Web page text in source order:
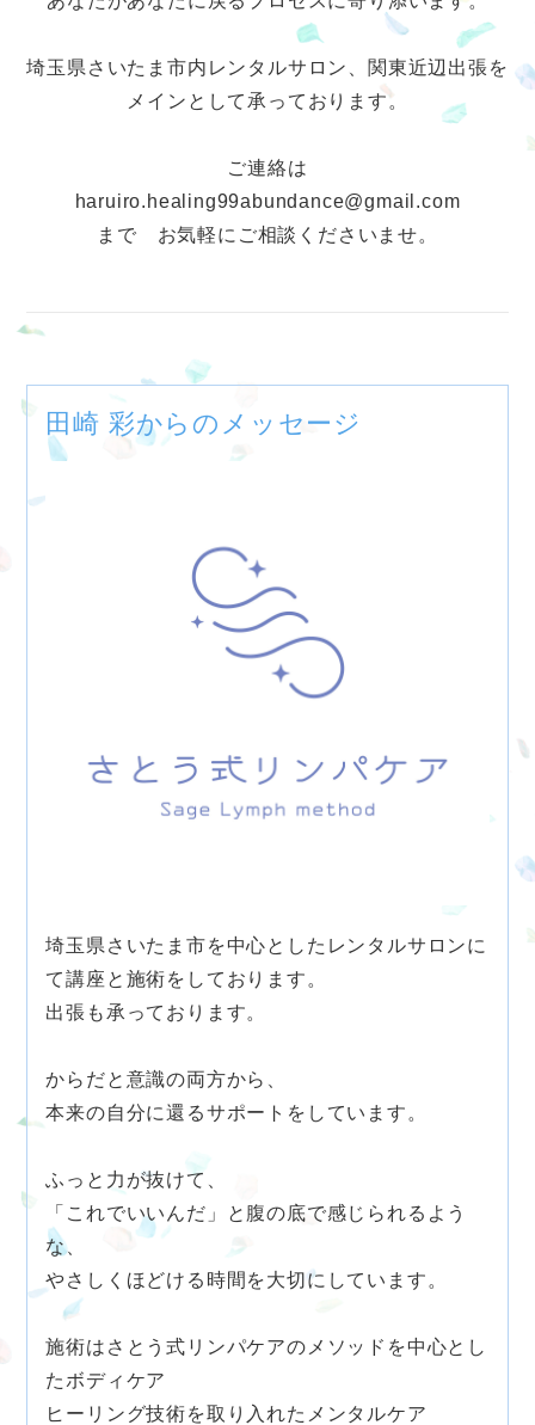
埼玉県さいたま市内レンタルサロン、関東近辺出張を
メインとして承っております。
ご連絡は
haruiro.healing99abundance@gmail.com
まで お気軽にご相談くださいませ。
田崎 彩からのメッセージ
埼玉県さいたま市を中心としたレンタルサロンに
て講座と施術をしております。
出張も承っております。
からだと意識の両方から、
本来の自分に還るサポートをしています。
ふっと力が抜けて、
「これでいいんだ」と腹の底で感じられるよう
な、
やさしくほどける時間を大切にしています。
施術はさとう式リンパケアのメソッドを中心とし
たボディケア
ヒーリング技術を取り入れたメンタルケア